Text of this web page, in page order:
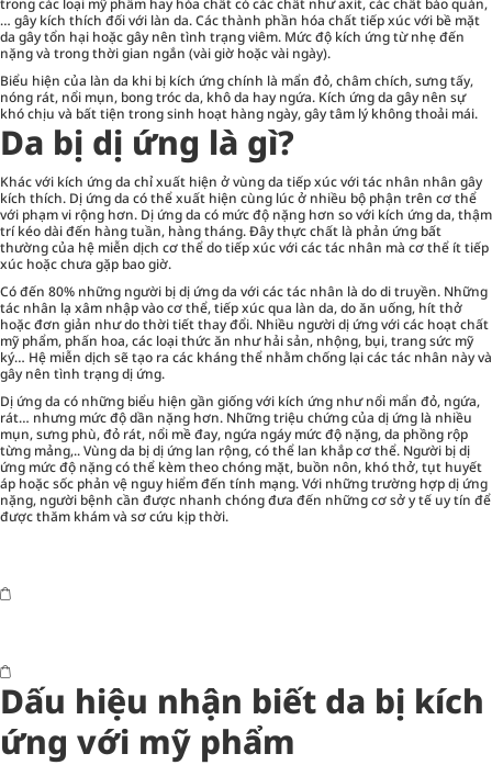
… gây kích thích đối với làn da. Các thành phần hóa chất tiếp xúc với bề mặt
da gây tổn hại hoặc gây nên tình trạng viêm. Mức độ kích ứng từ nhẹ đến
nặng và trong thời gian ngắn (vài giờ hoặc vài ngày).
Biểu hiện của làn da khi bị kích ứng chính là mẩn đỏ, châm chích, sưng tấy,
nóng rát, nổi mụn, bong tróc da, khô da hay ngứa. Kích ứng da gây nên sự
khó chịu và bất tiện trong sinh hoạt hàng ngày, gây tâm lý không thoải mái.
Da bị dị ứng là gì?
Khác với kích ứng da chỉ xuất hiện ở vùng da tiếp xúc với tác nhân nhân gây
kích thích. Dị ứng da có thể xuất hiện cùng lúc ở nhiều bộ phận trên cơ thể
với phạm vi rộng hơn. Dị ứng da có mức độ nặng hơn so với kích ứng da, thậm
trí kéo dài đến hàng tuần, hàng tháng. Đây thực chất là phản ứng bất
thường của hệ miễn dịch cơ thể do tiếp xúc với các tác nhân mà cơ thể ít tiếp
xúc hoặc chưa gặp bao giờ.
Có đến 80% những người bị dị ứng da với các tác nhân là do di truyền. Những
tác nhân lạ xâm nhập vào cơ thể, tiếp xúc qua làn da, do ăn uống, hít thở
hoặc đơn giản như do thời tiết thay đổi. Nhiều người dị ứng với các hoạt chất
mỹ phẩm, phấn hoa, các loại thức ăn như hải sản, nhộng, bụi, trang sức mỹ
ký… Hệ miễn dịch sẽ tạo ra các kháng thể nhằm chống lại các tác nhân này và
gây nên tình trạng dị ứng.
Dị ứng da có những biểu hiện gần giống với kích ứng như nổi mẩn đỏ, ngứa,
rát… nhưng mức độ dần nặng hơn. Những triệu chứng của dị ứng là nhiều
mụn, sưng phù, đỏ rát, nổi mề đay, ngứa ngáy mức độ nặng, da phồng rộp
từng mảng,.. Vùng da bị dị ứng lan rộng, có thể lan khắp cơ thể. Người bị dị
ứng mức độ nặng có thể kèm theo chóng mặt, buồn nôn, khó thở, tụt huyết
áp hoặc sốc phản vệ nguy hiểm đến tính mạng. Với những trường hợp dị ứng
nặng, người bệnh cần được nhanh chóng đưa đến những cơ sở y tế uy tín để
được thăm khám và sơ cứu kịp thời.
Dấu hiệu nhận biết da bị kích
ứng với mỹ phẩm